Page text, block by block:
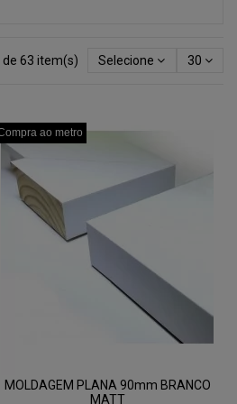
63 item(s) Selecione 30
ao metro
ao metro
ao metro
MOLDAGEM PLANA 90mm BRANCO
MATT